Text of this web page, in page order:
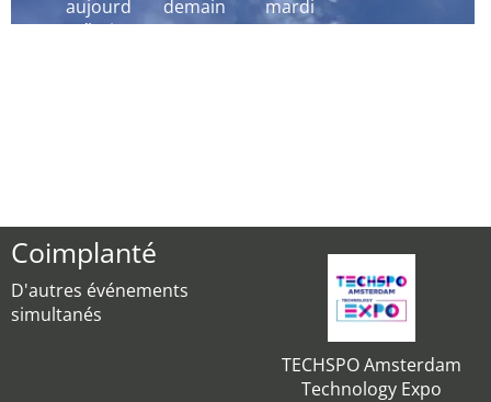
aujourd
´hui
demain mardi
Coimplanté
D'autres événements
simultanés
TECHSPO Amsterdam
Technology Expo